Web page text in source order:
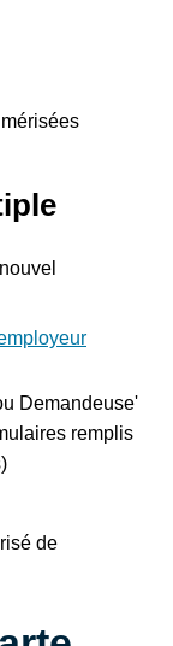
Demandeuse'
remplis
de